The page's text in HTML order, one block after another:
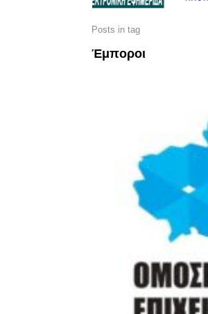
Posts in tag
Έμποροι